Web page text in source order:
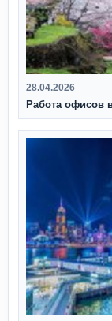
28.04.2026
Работа офисов